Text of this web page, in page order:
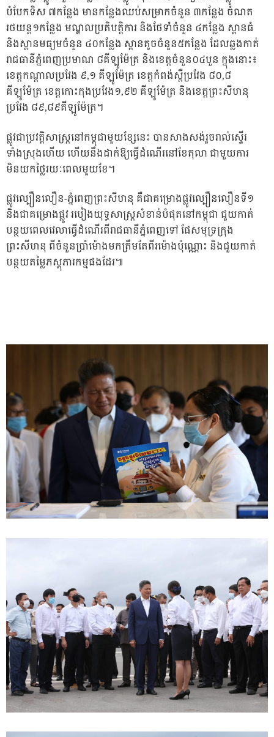
បំបែកទិស ៧កន្លែង មានកន្លែងឈប់សម្រាកចំនួន ៣កន្លែង ចំណត
រថយន្ត១កន្លែង មណ្ឌលប្រតិបត្តិការ និងថែទាំចំនួន ៤កន្លែង ស្ពានធំ
និងស្ពានមធ្យមចំនួន ៤០កន្លែង ស្ពានតូចចំនួន៥កន្លែង ដែលឆ្លងកាត់
រាជធានីភ្នំពេញប្រមាណ ៨គីឡូម៉ែត្រ និងខេត្តចំនួន០៤បួន ក្នុងនោះ៖
ខេត្តកណ្តាលប្រវែង ៩,១ គីឡូម៉ែត្រ ខេត្តកំពង់ស្ពឺប្រវែង ៨០,៨
គីឡូម៉ែត្រ ខេត្តកោះកុងប្រវែង១,៩២ គីឡូម៉ែត្រ និងខេត្តព្រះសីហនុ
ប្រវែង ៨៩,៨៩គីឡូម៉ែត្រ។
ផ្លូវជាប្រវត្តិសាស្ត្រនៅកម្ពុជាមួយខ្សែនេះ បានសាងសង់រួចរាល់ស្ទើរ
ទាំងស្រុងហើយ ហើយនឹងដាក់ឱ្យធ្វើដំណើរនៅខែតុលា ជាមួយការ
មិនយកថ្លៃរយៈពេលមួយខែ។
ផ្លូវល្បឿនលឿន-ភ្នំពេញព្រះសីហនុ គឺជាគម្រោងផ្លូវល្បឿនលឿនទី១
និងជាគម្រោងផ្លូវ របៀងយុទ្ធសាស្ត្រសំខាន់បំផុតនៅកម្ពុជា ជួយកាត់
បន្ថយពេលវេលាធ្វើដំណើរពីរាជធានីភ្នំពេញទៅ ផែសមុទ្រក្រុង
ព្រះសីហនុ ពីចំនួនប្រាំម៉ោងមកត្រឹមតែពីរម៉ោងប៉ុណ្ណោះ និងជួយកាត់
បន្ថយតម្លៃភស្តុភារកម្មផងដែរ៕